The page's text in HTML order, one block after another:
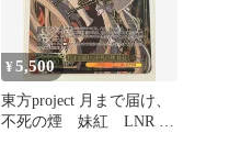
¥5,500
東方project 月まで届け、
不死の煙 妹紅 LNR サ